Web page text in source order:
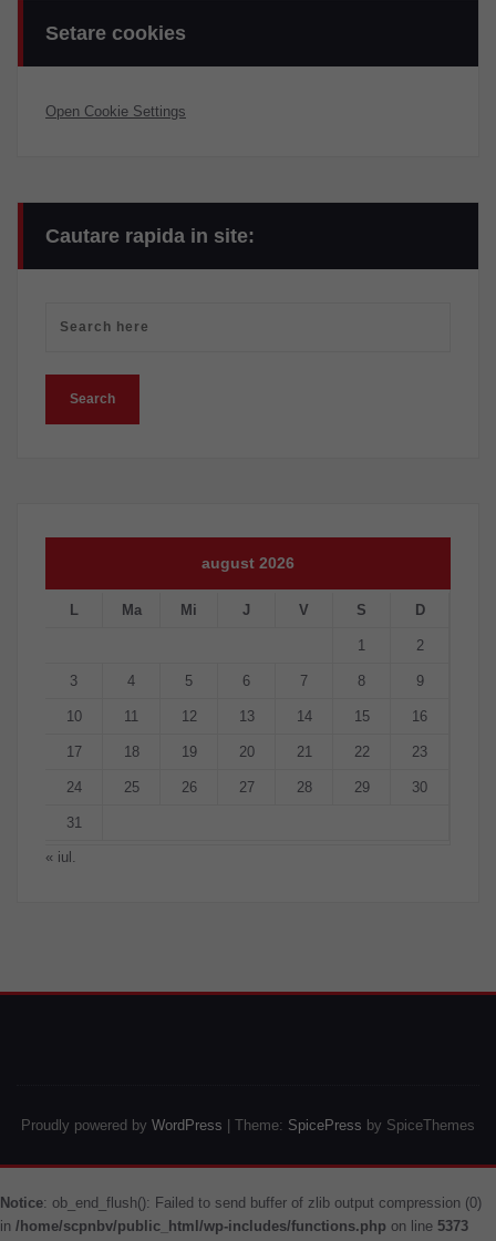
Setare cookies
Open Cookie Settings
Cautare rapida in site:
august 2026
L Ma Mi J V S D
1 2
3 4 5 6 7 8 9
10 11 12 13 14 15 16
17 18 19 20 21 22 23
24 25 26 27 28 29 30
31
« iul.
Proudly powered by WordPress | Theme: SpicePress by SpiceThemes
Notice: ob_end_flush(): Failed to send buffer of zlib output compression (0)
in /home/scpnbv/public_html/wp-includes/functions.php on line 5373